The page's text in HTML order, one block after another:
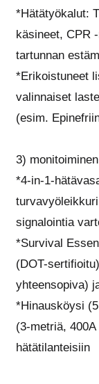
*Hätätyökalut:
käsineet, CPR
tartunnan
*Erikoistuneet
valinnaiset
(esim.
3)
*4-in-1-
signalointia
*Survival
(DOT-
yhteensopiva)
*Hinausköysi
(3-metriä,
hätätilanteisiin